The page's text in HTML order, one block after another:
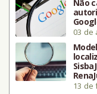
Não
03 de
13 de